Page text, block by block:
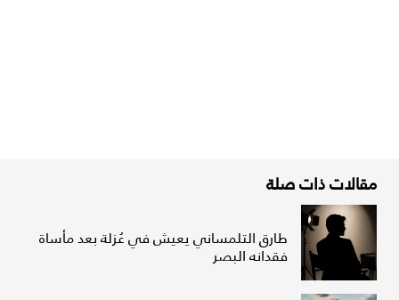
مقالات ذات صلة
طارق التلمساني يعيش في عُزلة بعد مأساة
فقدانه البصر